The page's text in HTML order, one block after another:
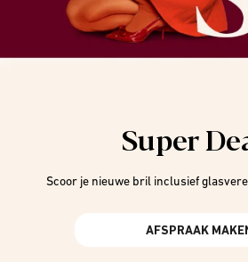
Super
Scoor je nieuwe bril inclusief
AFSPRAAK